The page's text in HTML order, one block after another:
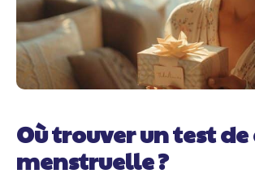
Où trouver un test
menstruelle ?